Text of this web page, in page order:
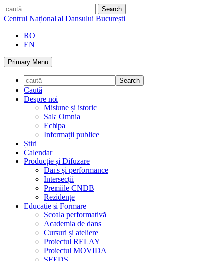
Skip
to
caută
Centrul Național al Dansului București
RO
EN
Primary Menu
Caută
Despre noi
Misiune și istoric
Sala Omnia
Echipa
Informații publice
Știri
Calendar
Producție și Difuzare
Dans și performance
Intersecții
Premiile CNDB
Rezidențe
Educație și Formare
Școala performativă
Academia de dans
Cursuri și ateliere
Proiectul RELAY
Proiectul MOVIDA
SEEDS